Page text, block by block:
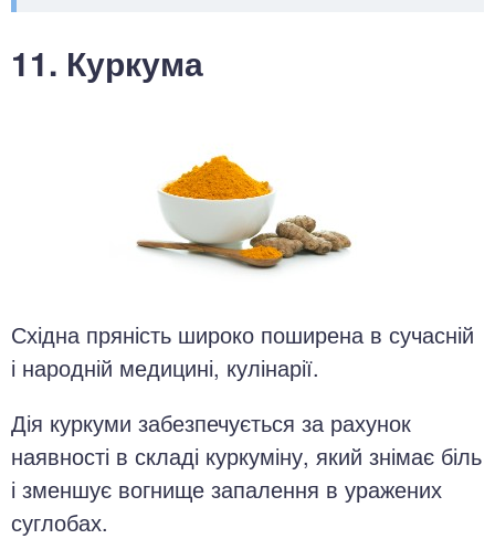
11. Куркума
Східна пряність широко поширена в сучасній
і народній медицині, кулінарії.
Дія куркуми забезпечується за рахунок
наявності в складі куркуміну, який знімає біль
і зменшує вогнище запалення в уражених
суглобах.